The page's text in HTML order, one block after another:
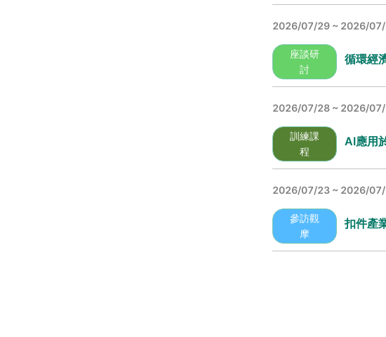
2026/07/29 ~ 2026/
座談研
討
循環經
2026/07/28 ~ 2026/
訓練課
程
AI應用
2026/07/23 ~ 2026/
參訪觀
摩
扣件產